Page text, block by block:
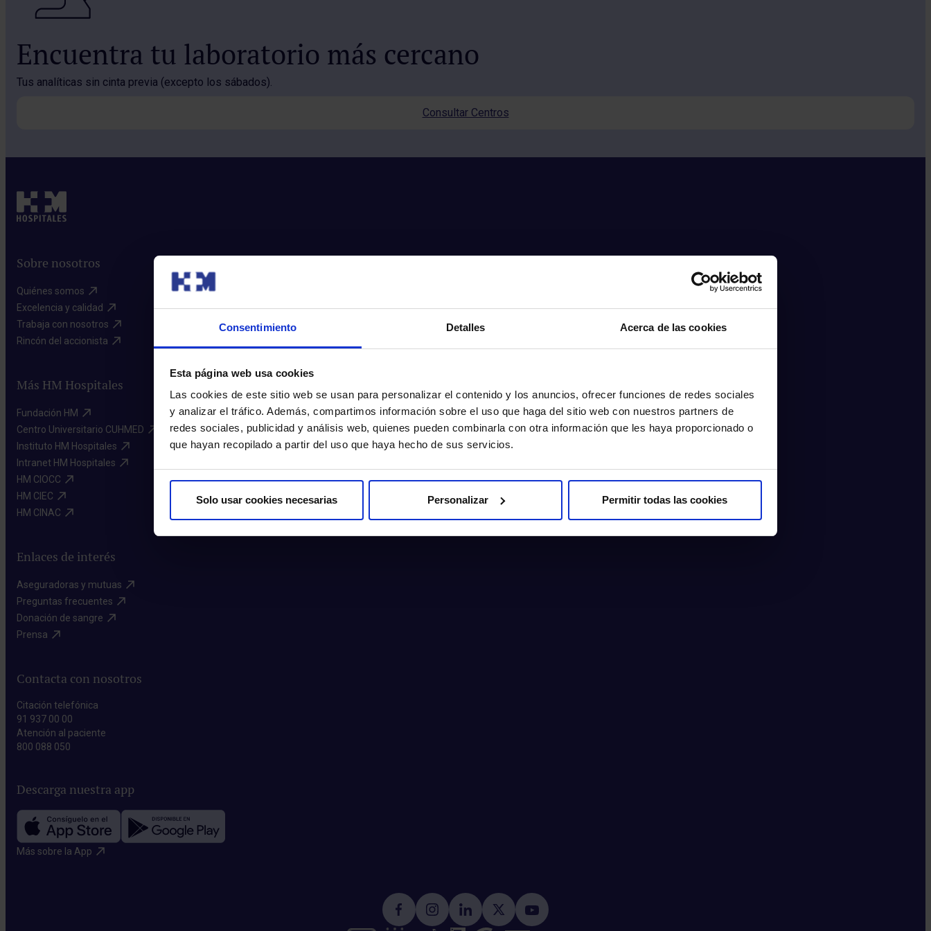
Consentimiento Detalles Acerca de las cookies
Esta página web usa cookies
Las cookies de este sitio web se usan para personalizar el contenido y los anuncios, ofrecer funciones de redes sociales
y analizar el tráfico. Además, compartimos información sobre el uso que haga del sitio web con nuestros partners de
redes sociales, publicidad y análisis web, quienes pueden combinarla con otra información que les haya proporcionado o
que hayan recopilado a partir del uso que haya hecho de sus servicios.
Solo usar cookies necesarias Personalizar Permitir todas las cookies
Encuentra tu laboratorio más cercano
Tus analíticas sin cinta previa (excepto los sábados).
Consultar Centros
Sobre nosotros
Quiénes somos​
Excelencia y calidad​
Trabaja con nosotros​
Rincón del accionista​
Más HM Hospitales
Fundación HM​
Centro Universitario CUHMED​
Instituto HM Hospitales​
Intranet HM Hospitales​
HM CIOCC​
HM CIEC​
HM CINAC​
Enlaces de interés
Aseguradoras y mutuas​
Preguntas frecuentes​
Donación de sangre​
Prensa​
Contacta con nosotros
Citación telefónica
91 937 00 00
Atención al paciente
800 088 050
Descarga nuestra app
Más sobre la App​